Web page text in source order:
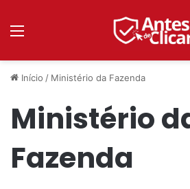
Início / Ministério da Fazenda
Ministério
Fazenda